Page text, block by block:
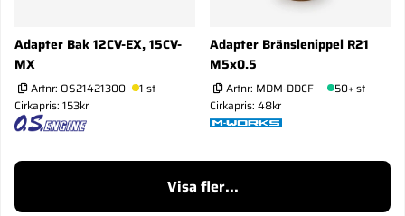
Adapter Bak 12CV-EX, 15CV-
MX
Artnr: OS21421300
1 st
Cirkapris: 153kr
Adapter Bränslenippel R21
M5x0.5
Artnr: MDM-DDCF
50+ st
Cirkapris: 48kr
Visa fler...